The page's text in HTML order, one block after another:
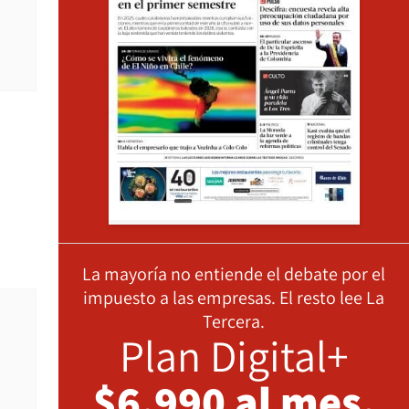
La mayoría no entiende el debate por el
impuesto a las empresas. El resto lee La
Tercera.
Plan Digital+